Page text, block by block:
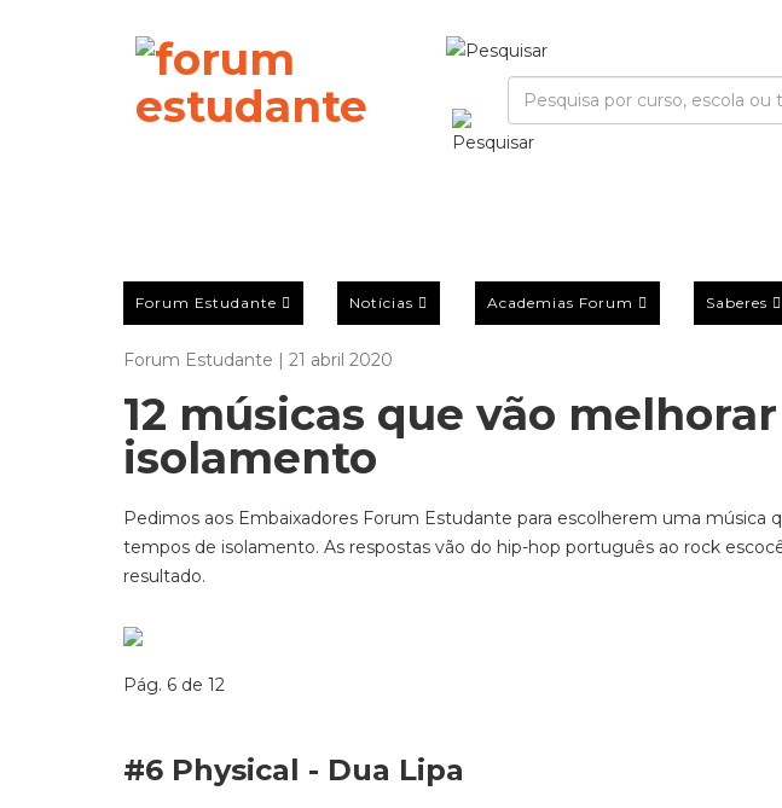
Forum Estudante Notícias Academias Forum Saberes
Forum Estudante | 21 abril 2020
12 músicas que vão
isolamento
Pedimos aos Embaixadores Forum Estudante para escolherem uma música
tempos de isolamento. As respostas vão do hip-hop português ao rock
resultado.
Pág. 6 de 12
#6 Physical - Dua Lipa